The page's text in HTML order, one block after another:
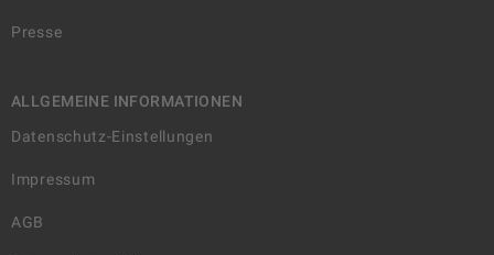
Presse
ALLGEMEINE INFORMATIONEN
Datenschutz-Einstellungen
Impressum
AGB